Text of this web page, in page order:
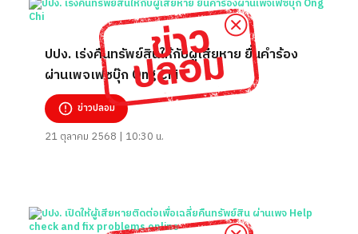
ปปง. เร่งคืนทรัพย์สินให้กับผู้เสียหาย ยื่นคำร้อง
ผ่านเพจเฟซบุ๊ก Ong Chi
ข่าวปลอม
21 ตุลาคม 2568 | 10:30 น.